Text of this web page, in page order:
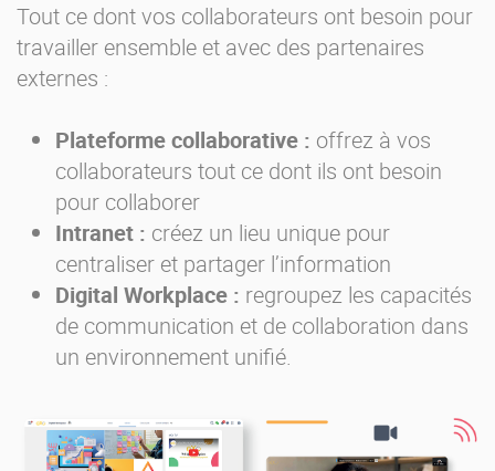
Tout ce dont vos collaborateurs ont besoin pour
travailler ensemble et avec des partenaires
externes :
Plateforme collaborative : offrez à vos
collaborateurs tout ce dont ils ont besoin
pour collaborer
Intranet : créez un lieu unique pour
centraliser et partager l’information
Digital Workplace : regroupez les capacités
de communication et de collaboration dans
un environnement unifié.